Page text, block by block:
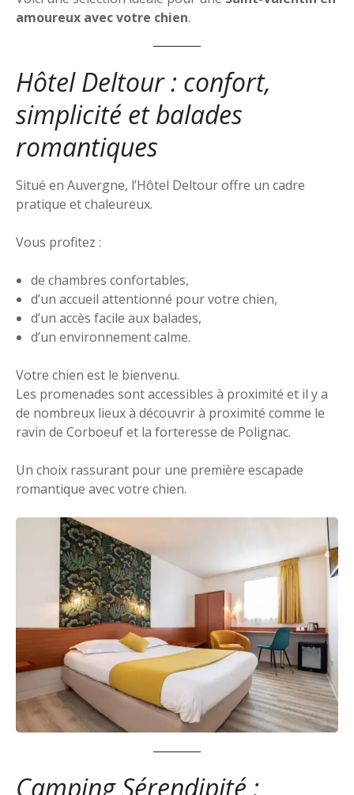
amoureux avec votre chien.
Hôtel Deltour : confort,
simplicité et balades
romantiques
Situé en Auvergne, l’Hôtel Deltour offre un cadre
pratique et chaleureux.
Vous profitez :
de chambres confortables,
d’un accueil attentionné pour votre chien,
d’un accès facile aux balades,
d’un environnement calme.
Votre chien est le bienvenu.
Les promenades sont accessibles à proximité et il y a
de nombreux lieux à découvrir à proximité comme le
ravin de Corboeuf et la forteresse de Polignac.
Un choix rassurant pour une première escapade
romantique avec votre chien.
Camping Sérendipité :